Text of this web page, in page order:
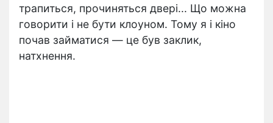
трапиться, прочиняться двері... Що можна
говорити і не бути клоуном. Тому я і кіно
почав займатися — це був заклик,
натхнення.